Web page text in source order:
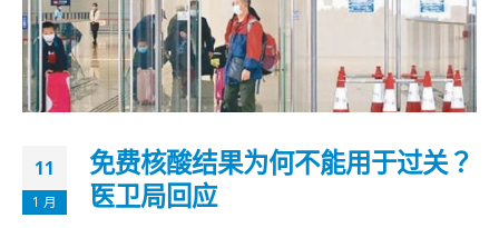
11
1 月
免费核酸结果为何不能用于过关？
医卫局回应